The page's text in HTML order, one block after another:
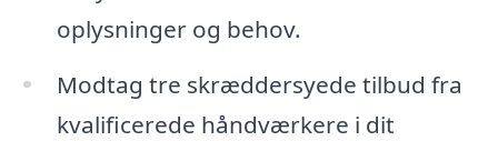
oplysninger og behov.
Modtag tre skræddersyede tilbud fra
kvalificerede håndværkere i dit